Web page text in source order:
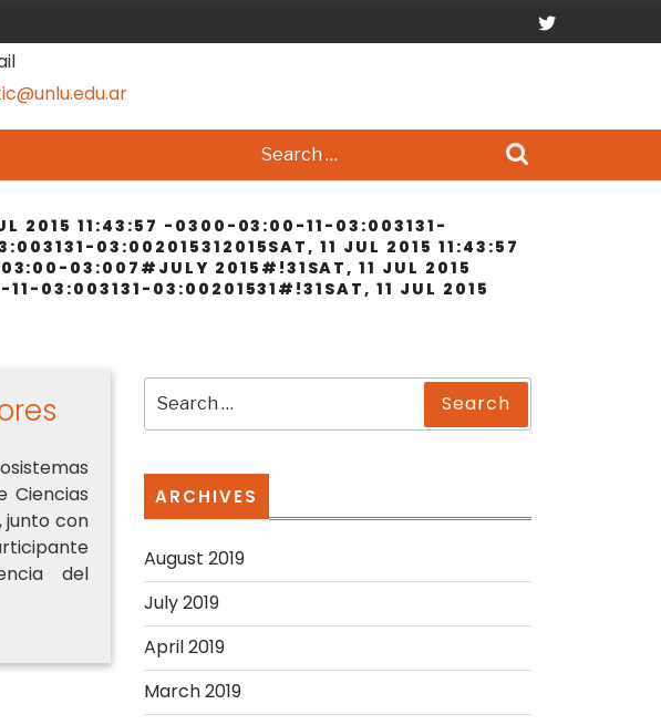
Search
for:
2015 11:43:57 -0300-03:00-11-03:003131-
03:002015312015SAT, 11 JUL 2015 11:43:57
03:007#JULY 2015#!31SAT, 11 JUL 2015
03:003131-03:00201531#!31SAT, 11 JUL 2015
Ciencias
junto con
del
for:
Search
ARCHIVES
August 2019
July 2019
April 2019
March 2019